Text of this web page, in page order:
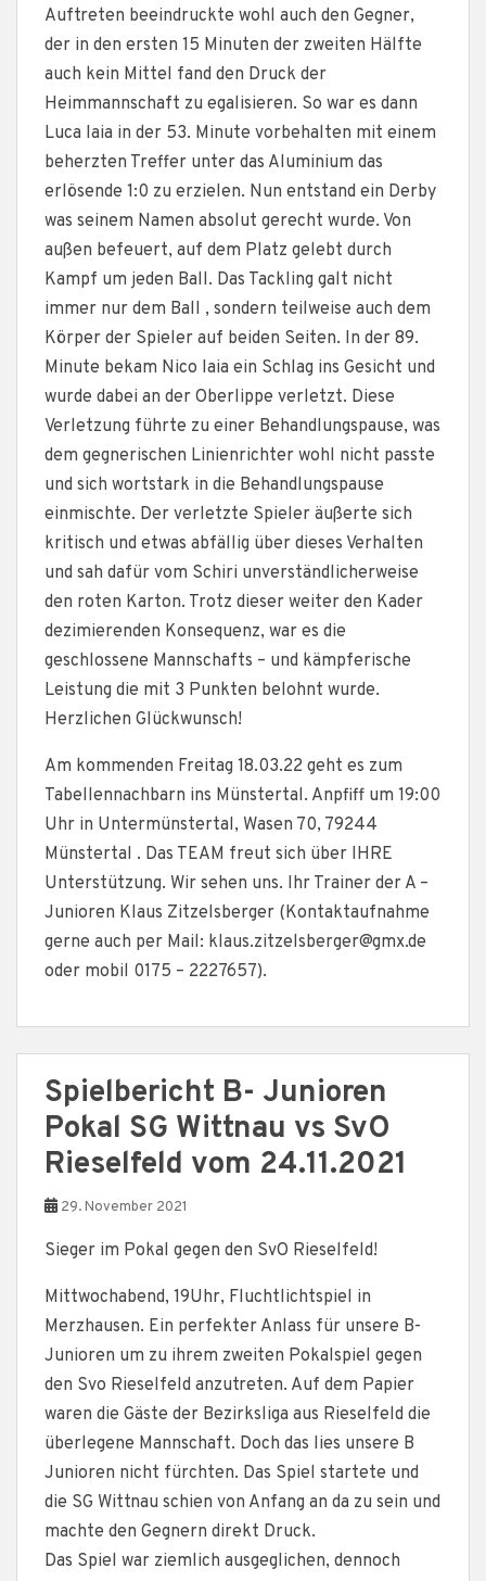
Auftreten beeindruckte wohl auch den Gegner,
der in den ersten 15 Minuten der zweiten Hälfte
auch kein Mittel fand den Druck der
Heimmannschaft zu egalisieren. So war es dann
Luca Iaia in der 53. Minute vorbehalten mit einem
beherzten Treffer unter das Aluminium das
erlösende 1:0 zu erzielen. Nun entstand ein Derby
was seinem Namen absolut gerecht wurde. Von
außen befeuert, auf dem Platz gelebt durch
Kampf um jeden Ball. Das Tackling galt nicht
immer nur dem Ball , sondern teilweise auch dem
Körper der Spieler auf beiden Seiten. In der 89.
Minute bekam Nico Iaia ein Schlag ins Gesicht und
wurde dabei an der Oberlippe verletzt. Diese
Verletzung führte zu einer Behandlungspause, was
dem gegnerischen Linienrichter wohl nicht passte
und sich wortstark in die Behandlungspause
einmischte. Der verletzte Spieler äußerte sich
kritisch und etwas abfällig über dieses Verhalten
und sah dafür vom Schiri unverständlicherweise
den roten Karton. Trotz dieser weiter den Kader
dezimierenden Konsequenz, war es die
geschlossene Mannschafts – und kämpferische
Leistung die mit 3 Punkten belohnt wurde.
Herzlichen Glückwunsch!
Am kommenden Freitag 18.03.22 geht es zum
Tabellennachbarn ins Münstertal. Anpfiff um 19:00
Uhr in Untermünstertal, Wasen 70, 79244
Münstertal . Das TEAM freut sich über IHRE
Unterstützung. Wir sehen uns. Ihr Trainer der A –
Junioren Klaus Zitzelsberger (Kontaktaufnahme
gerne auch per Mail: klaus.zitzelsberger@gmx.de
oder mobil 0175 – 2227657).
Spielbericht B- Junioren
Pokal SG Wittnau vs SvO
Rieselfeld vom 24.11.2021
29. November 2021
Sieger im Pokal gegen den SvO Rieselfeld!
Mittwochabend, 19Uhr, Fluchtlichtspiel in
Merzhausen. Ein perfekter Anlass für unsere B-
Junioren um zu ihrem zweiten Pokalspiel gegen
den Svo Rieselfeld anzutreten. Auf dem Papier
waren die Gäste der Bezirksliga aus Rieselfeld die
überlegene Mannschaft. Doch das lies unsere B
Junioren nicht fürchten. Das Spiel startete und
die SG Wittnau schien von Anfang an da zu sein und
machte den Gegnern direkt Druck.
Das Spiel war ziemlich ausgeglichen, dennoch